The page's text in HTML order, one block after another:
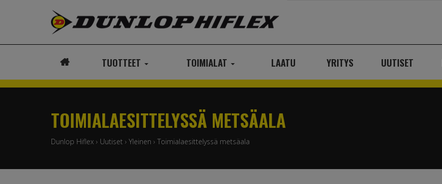
TUOTTEET TOIMIALAT LAATU YRITYS UUTISET
TOIMIALAESITTELYSSÄ METSÄALA
Dunlop Hiflex › Uutiset › Yleinen › Toimialaesittelyssä metsäala